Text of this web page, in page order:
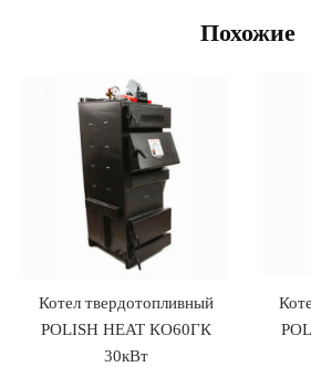
Похожие
Котел твердотопливный
POLISH HEAT КО60ГК
30кВт